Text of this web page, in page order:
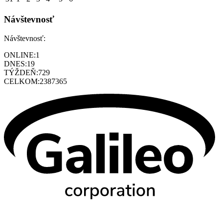
Návštevnosť
Návštevnosť:
ONLINE:1
DNES:19
TÝŽDEŇ:729
CELKOM:2387365